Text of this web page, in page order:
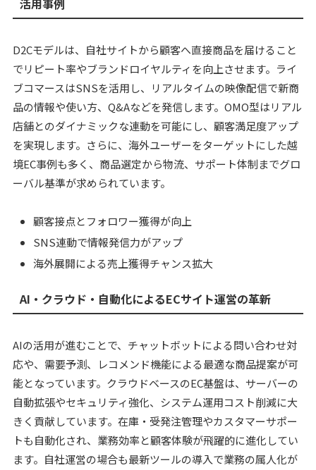
活用事例
D2Cモデルは、自社サイトから顧客へ直接商品を届けること
でリピート率やブランドロイヤルティを向上させます。ライ
ブコマースはSNSを活用し、リアルタイムの映像配信で新商
品の情報や使い方、Q&Aなどを発信します。OMO型はリアル
店舗とのダイナミックな連動を可能にし、顧客満足度アップ
を実現します。さらに、海外ユーザーをターゲットにした越
境EC事例も多く、商品選定から物流、サポート体制までグロ
ーバル基準が求められています。
顧客接点とフォロワー獲得が向上
SNS連動で情報発信力がアップ
海外展開による売上獲得チャンス拡大
AI・クラウド・自動化によるECサイト運営の革新
AIの活用が進むことで、チャットボットによる問い合わせ対
応や、需要予測、レコメンド機能による最適な商品提案が可
能となっています。クラウドベースのEC基盤は、サーバーの
自動拡張やセキュリティ強化、システム運用コスト削減に大
きく貢献しています。在庫・受発注管理やカスタマーサポー
トも自動化され、業務効率と顧客体験が飛躍的に進化してい
ます。自社運営の場合も最新ツールの導入で業務の属人化が